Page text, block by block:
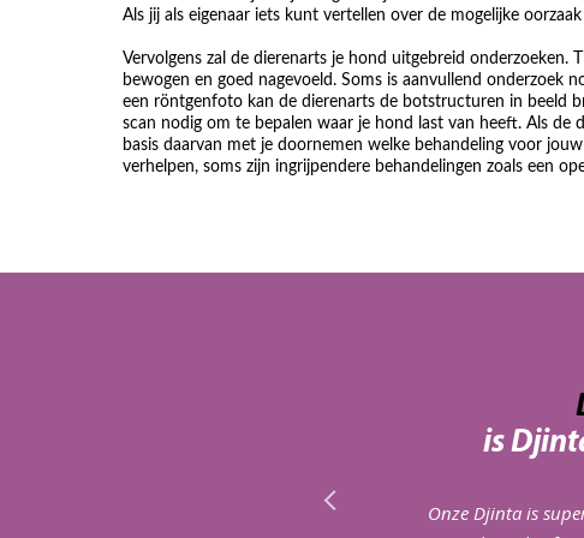
Als jij als eigenaar iets kunt vertellen over de mogelijke
Vervolgens zal de dierenarts je hond uitgebreid
bewogen en goed nagevoeld. Soms is aanvullend onderzoek
een röntgenfoto kan de dierenarts de botstructuren in beeld
scan nodig om te bepalen waar je hond last van heeft. Als
basis daarvan met je doornemen welke behandeling voor
verhelpen, soms zijn ingrijpendere behandelingen zoals een
is
Onze Djinta is